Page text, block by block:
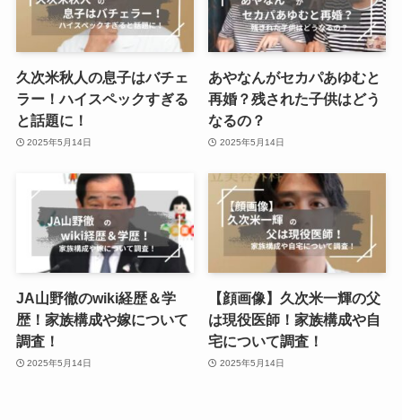
久次米秋人の息子はバチェ
ラー！ハイスペックすぎる
と話題に！
2025年5月14日
あやなんがセカパあゆむと
再婚？残された子供はどう
なるの？
2025年5月14日
JA山野徹のwiki経歴＆学
歴！家族構成や嫁について
調査！
2025年5月14日
【顔画像】久次米一輝の父
は現役医師！家族構成や自
宅について調査！
2025年5月14日